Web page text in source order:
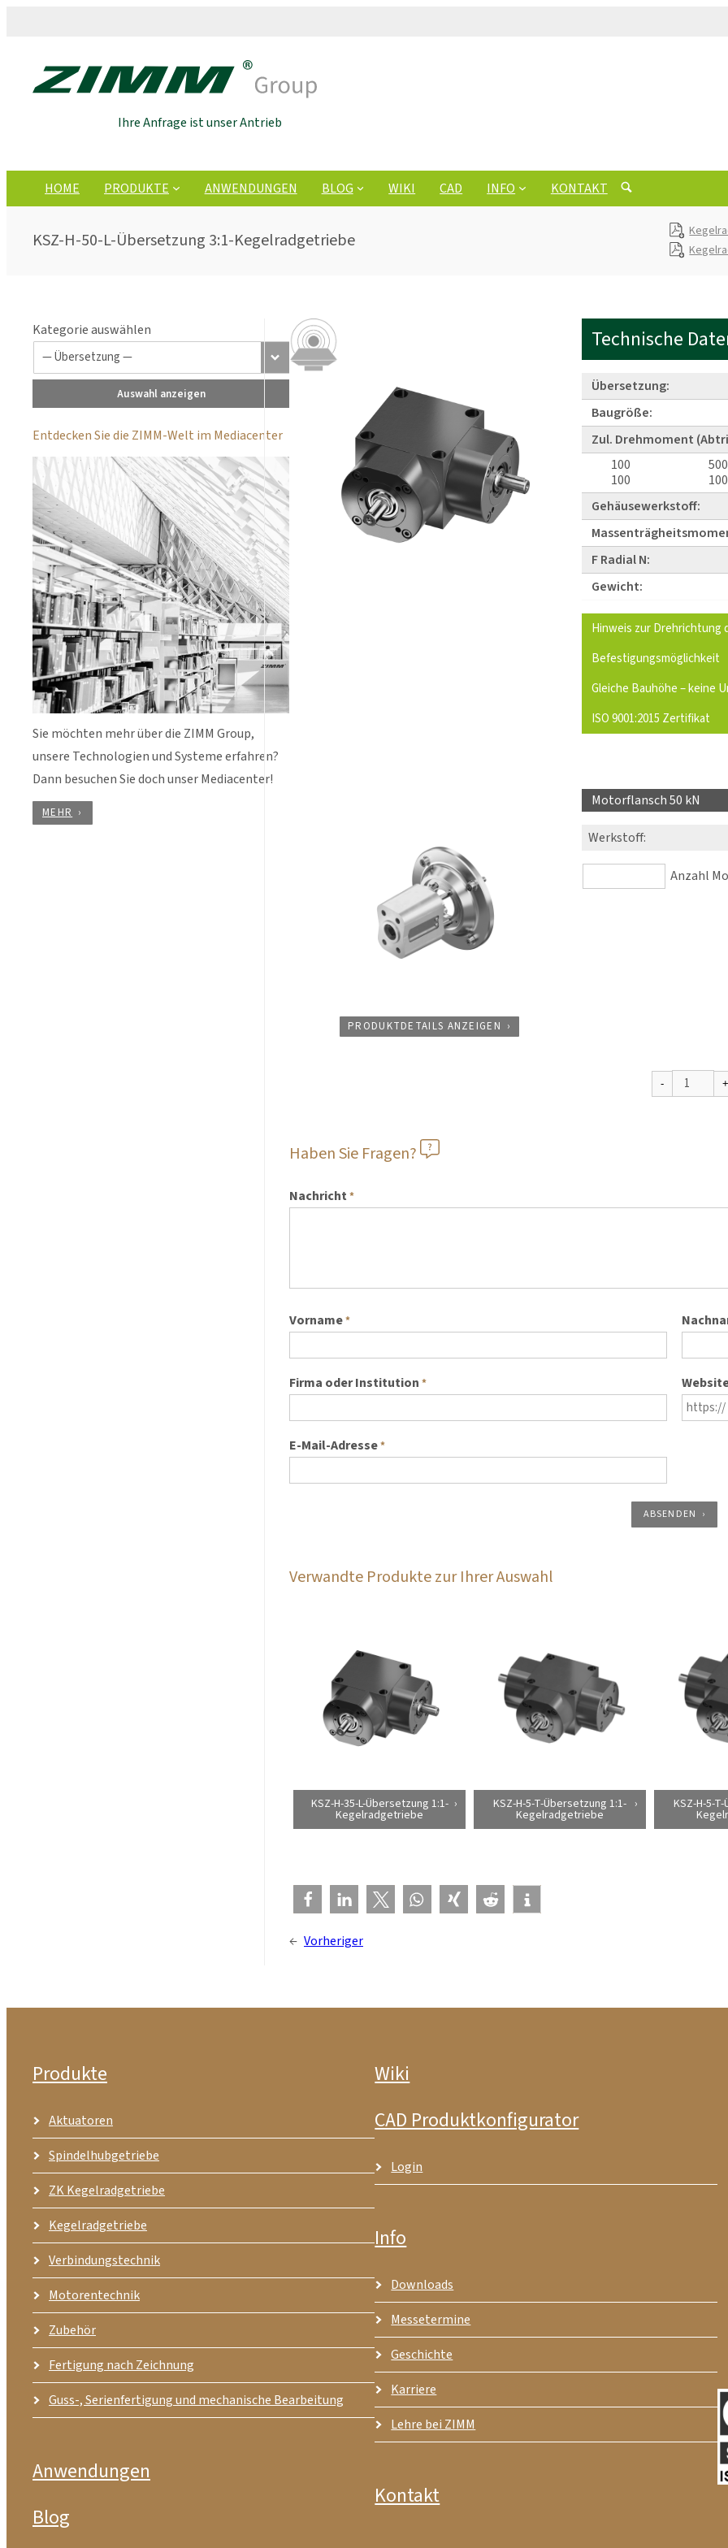
Ihre Anfrage ist unser Antrieb
HOME PRODUKTE ANWENDUNGEN BLOG WIKI CAD INFO KONTAKT
KSZ-H-50-L-Übersetzung 3:1-Kegelradgetriebe
Kategorie auswählen
Auswahl anzeigen
Entdecken Sie die ZIMM-Welt im Mediacenter
Sie möchten mehr über die ZIMM Group,
unsere Technologien und Systeme erfahren?
Dann besuchen Sie doch unser Mediacenter!
MEHR
Technische
Übersetzung:
Baugröße:
Zul. Drehmoment
100
100
500
100
Gehäusewerkstoff:
F Radial N:
Gewicht:
Hinweis zur Drehrichtung
Befestigungsmöglichkeit
Gleiche Bauhöhe – keine
ISO 9001:2015 Zertifikat
PRODUKTDETAILS ANZEIGEN
Motorflansch 50 kN
Werkstoff:
Anzahl
Haben Sie Fragen?
Nachricht*
Vorname*
Firma oder Institution *
E-Mail-Adresse*
ABSENDEN
Verwandte Produkte zur Ihrer Auswahl
KSZ-H-35-L-Übersetzung 1:1-
Kegelradgetriebe
KSZ-H-5-T-Übersetzung 1:1-
Kegelradgetriebe
KSZ-H-5-
← Vorheriger
Produkte
Aktuatoren
Spindelhubgetriebe
ZK Kegelradgetriebe
Kegelradgetriebe
Verbindungstechnik
Motorentechnik
Zubehör
Fertigung nach Zeichnung
Guss-, Serienfertigung und mechanische Bearbeitung
Anwendungen
Blog
Wiki
CAD Produktkonfigurator
Login
Info
Downloads
Messetermine
Geschichte
Karriere
Lehre bei ZIMM
Kontakt